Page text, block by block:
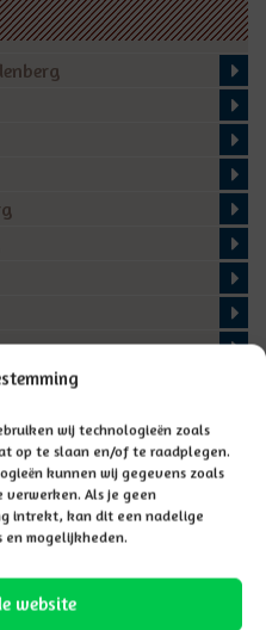
wij technologieën zoals
op te slaan en/of te raadplegen.
kunnen wij gegevens zoals
verwerken. Als je geen
intrekt, kan dit een nadelige
mogelijkheden.
website